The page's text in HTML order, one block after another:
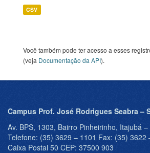
CSV
Você também pode ter acesso a esses
(veja Documentação da API).
Campus Prof. José Rodrigues Seabra –
Av. BPS, 1303, Bairro Pinheirinho, Itajubá –
Telefone: (35) 3629 – 1101 Fax: (35) 3622
Caixa Postal 50 CEP: 37500 903